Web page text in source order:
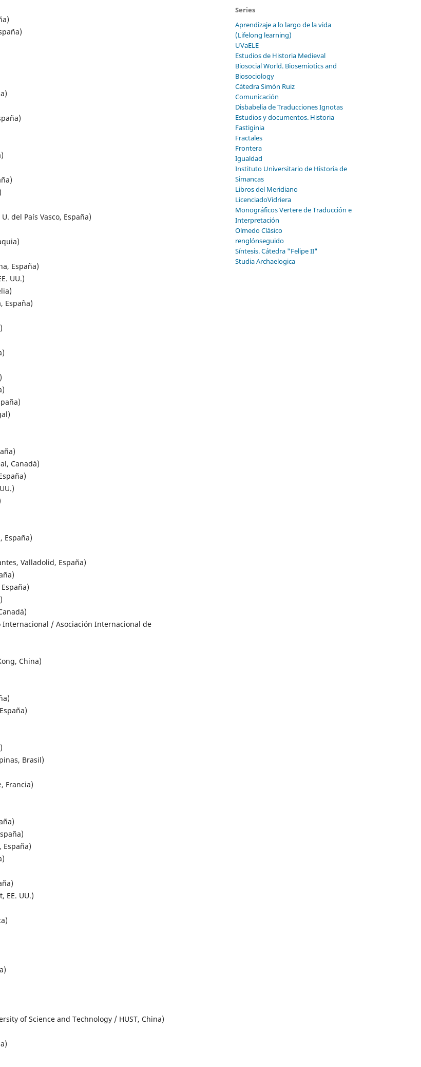
del País Vasco, España)
España)
UU.)
España)
Canadá)
España)
Valladolid, España)
Internacional / Asociación Internacional de
China)
Brasil)
Francia)
España)
EE. UU.)
of Science and Technology / HUST, China)
Series
Aprendizaje a lo largo de la vida
(Lifelong learning)
UVaELE
Estudios de Historia Medieval
Biosocial World. Biosemiotics and
Biosociology
Cátedra Simón Ruiz
Comunicación
Disbabelia de Traducciones Ignotas
Estudios y documentos. Historia
Fastiginia
Fractales
Frontera
Igualdad
Instituto Universitario de Historia de
Simancas
Libros del Meridiano
LicenciadoVidriera
Monográficos Vertere de Traducción e
Interpretación
Olmedo Clásico
renglónseguido
Síntesis. Cátedra "Felipe II"
Studia Archaelogica